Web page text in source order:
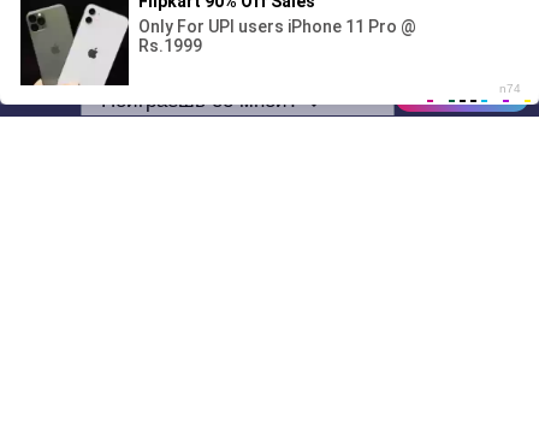
01/07
00:00 Поиграешь со мной? 💖🐾